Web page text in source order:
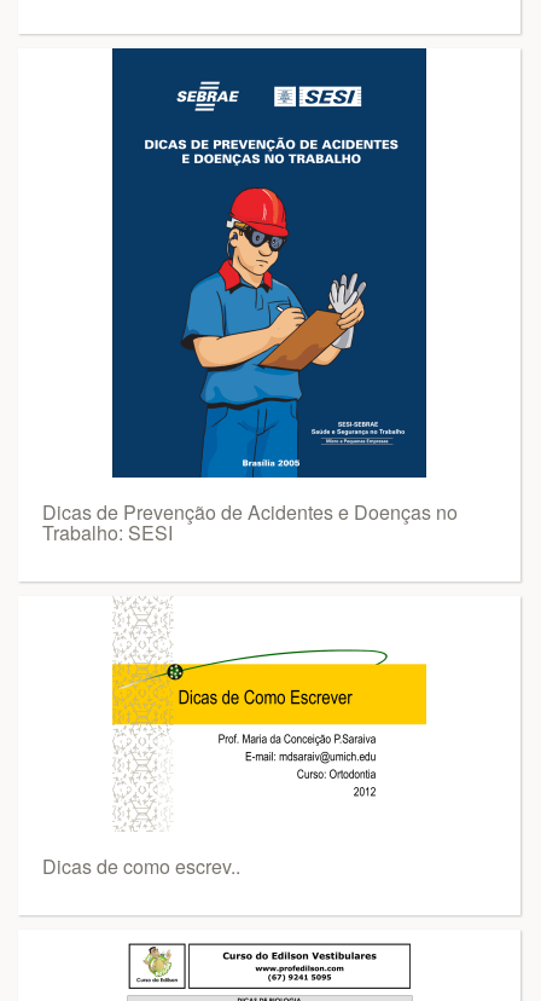
Dicas de Prevenção de Acidentes e Doenças no
Trabalho: SESI
Dicas de como escrev..